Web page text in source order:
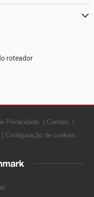
roteador
Privacidade
Contato
Configuração de cookies